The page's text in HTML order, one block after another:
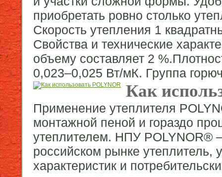
приобретать ровно столько
Скорость утепления 1
Свойства и технические
объему составляет 2
0,023–0,025 Вт/мК. Группа
Как
Применение утеплителя
монтажной пеной и гораздо
утеплителем. НПУ POLYNOR®
российском рынке утеплитель,
характеристик и